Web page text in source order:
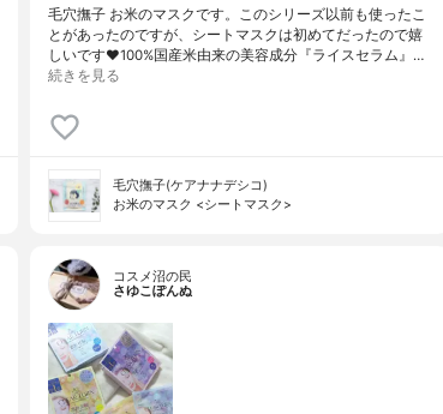
毛穴撫子 お米のマスクです。このシリーズ以前も使ったこ
とがあったのですが、シートマスクは初めてだったので嬉
しいです❤100%国産米由来の美容成分『ライスセラム』…
続きを見る
毛穴撫子(ケアナナデシコ)
お米のマスク <シートマスク>
コスメ沼の民
さゆこぽんぬ